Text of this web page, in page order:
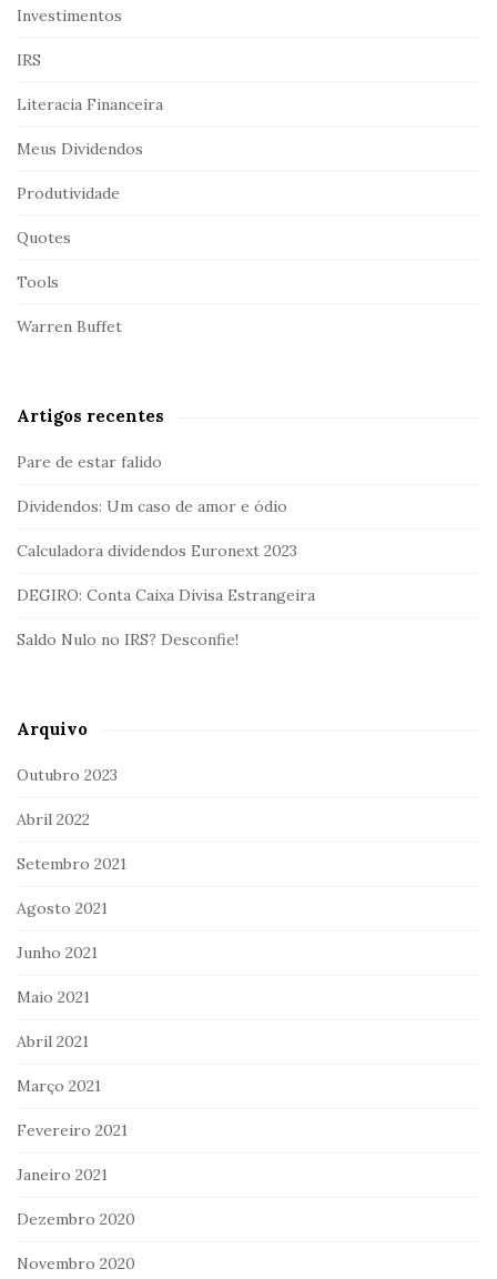
:Investimentos
IRS
Literacia Financeira
Meus Dividendos
Produtividade
Quotes
Tools
Warren Buffet
Artigos recentes
Pare de estar falido
Dividendos: Um caso de amor e ódio
Calculadora dividendos Euronext 2023
DEGIRO: Conta Caixa Divisa Estrangeira
Saldo Nulo no IRS? Desconfie!
Arquivo
Outubro 2023
Abril 2022
Setembro 2021
Agosto 2021
Junho 2021
Maio 2021
Abril 2021
Março 2021
Fevereiro 2021
Janeiro 2021
Dezembro 2020
Novembro 2020